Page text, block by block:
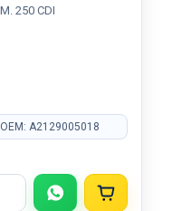
250 CDI
OEM: A2129005018